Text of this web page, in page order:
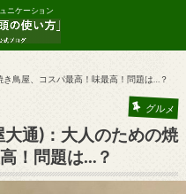
ニケーション
鳥屋、コスパ最高！味最高！問題は…？
グルメ
通)：大人のための焼
！問題は…？